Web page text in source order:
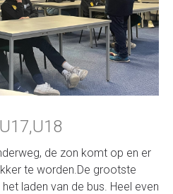
de zon komt op en er
te worden.De grootste
laden van de bus. Heel even